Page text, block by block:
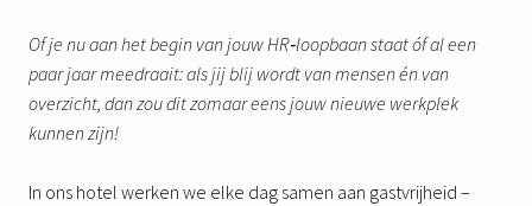
Of je nu aan het begin van jouw HR‑loopbaan staat óf al een
paar jaar meedraait: als jij blij wordt van mensen én van
overzicht, dan zou dit zomaar eens jouw nieuwe werkplek
kunnen zijn!
In ons hotel werken we elke dag samen aan gastvrijheid –